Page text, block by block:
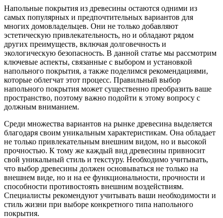
Напольные покрытия из древесины остаются одними из
самых популярных и предпочтительных вариантов для
многих домовладельцев. Они не только добавляют
эстетическую привлекательность, но и обладают рядом
других преимуществ, включая долговечность и
экологическую безопасность. В данной статье мы рассмотрим
ключевые аспекты, связанные с выбором и установкой
напольного покрытия, а также поделимся рекомендациями,
которые облегчат этот процесс. Правильный выбор
напольного покрытия может существенно преобразить ваше
пространство, поэтому важно подойти к этому вопросу с
должным вниманием.
Среди множества вариантов на рынке древесина выделяется
благодаря своим уникальным характеристикам. Она обладает
не только привлекательным внешним видом, но и высокой
прочностью. К тому же каждый вид древесины привносит
свой уникальный стиль и текстуру. Необходимо учитывать,
что выбор древесины должен основываться не только на
внешнем виде, но и на ее функциональности, прочности и
способности противостоять внешним воздействиям.
Специалисты рекомендуют учитывать ваши необходимости и
стиль жизни при выборе конкретного типа напольного
покрытия.